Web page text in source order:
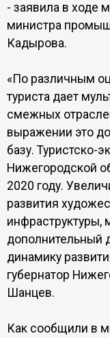
- заявила в ходе
министра
Кадырова.
«По различным
туриста дает
смежных
выражении это
базу. Туристско-
Нижегородской
2020 году.
развития
инфраструктуры,
дополнительный
динамику
губернатор
Шанцев.
Как сообщили в